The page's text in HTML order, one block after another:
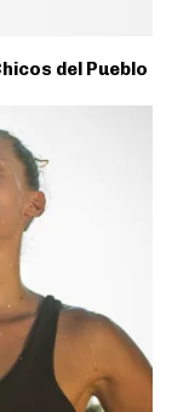
del Pueblo